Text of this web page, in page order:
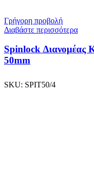
Γρήγορη προβολή
Διαβάστε περισσότερα
Spinlock Διανομέας
50mm
SKU: SPIT50/4